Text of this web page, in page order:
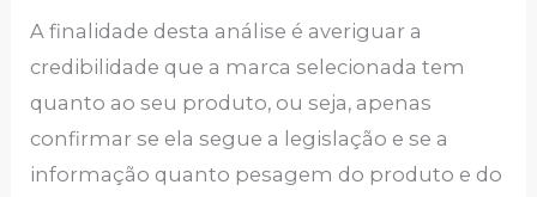
A finalidade desta análise é averiguar a
credibilidade que a marca selecionada tem
quanto ao seu produto, ou seja, apenas
confirmar se ela segue a legislação e se a
informação quanto pesagem do produto e do